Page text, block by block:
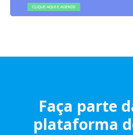
Faça parte
plataforma